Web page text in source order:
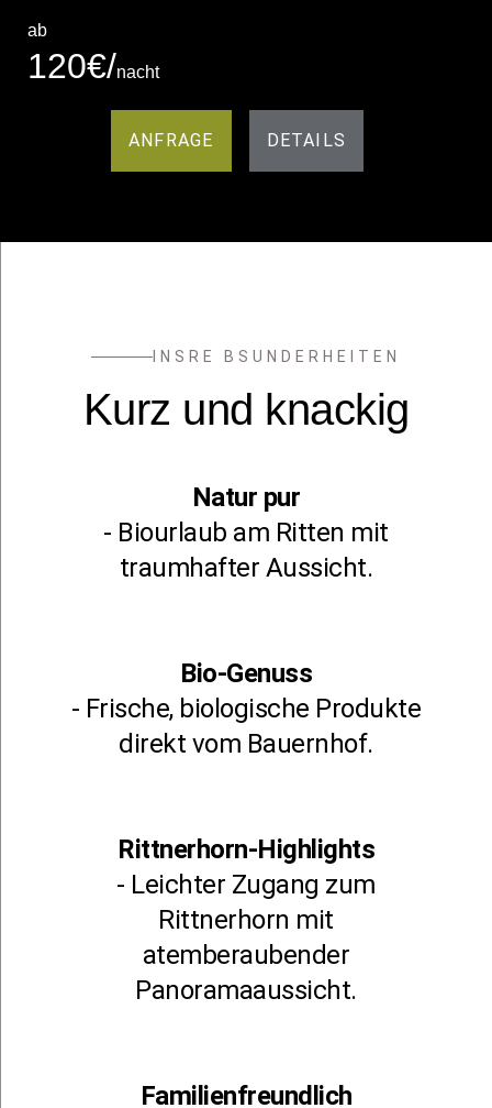
ab
120€/nacht
ANFRAGE DETAILS
INSRE BSUNDERHEITEN
Kurz und knackig
Natur pur
- Biourlaub am Ritten mit
traumhafter Aussicht.
Bio-Genuss
- Frische, biologische Produkte
direkt vom Bauernhof.
Rittnerhorn-Highlights
- Leichter Zugang zum
Rittnerhorn mit
atemberaubender
Panoramaaussicht.
Familienfreundlich